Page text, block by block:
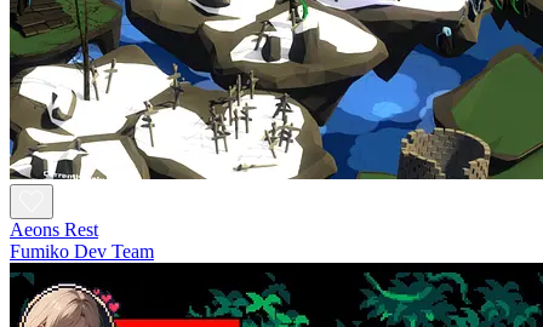
Aeons Rest
Fumiko Dev Team